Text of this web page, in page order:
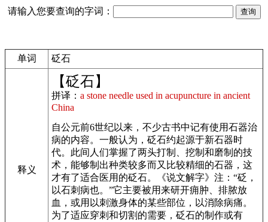
请输入您要查询的字词：
单词 砭石
释义
【砭石】
拼译： a stone needle used in acupuncture in ancient
China
自公元前6世纪以来，不少古书中记有使用石器治
病的内容。一般认为，砭石约起源于新石器时
代。此间人们掌握了两头打制、挖制和磨制的技
术，能够制出种类较多而又比较精细的石器，这
才有了适合医用的砭石。《说文解字》注：“砭，
以石刺病也。”它主要被用来研开痈肿、排脓放
血，或用以刺激身体的某些部位，以消除病痛。
为了适应穿刺和切割的需要，砭石的制作或有